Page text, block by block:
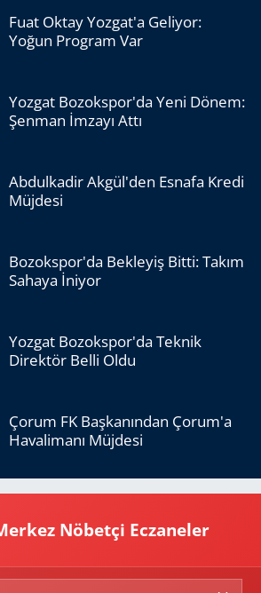
Fuat Oktay Yozgat'a Geliyor:
Yoğun Program Var
Yozgat Bozokspor'da Yeni Dönem:
Şenman İmzayı Attı
Abdulkadir Akgül'den Esnafa Kredi
Müjdesi
Bozokspor'da Bekleyiş Bitti: Takım
Sahaya İniyor
Yozgat Bozokspor'da Teknik
Direktör Belli Oldu
Çorum FK Başkanından Çorum'a
Havalimanı Müjdesi
Nöbetçi Eczaneler